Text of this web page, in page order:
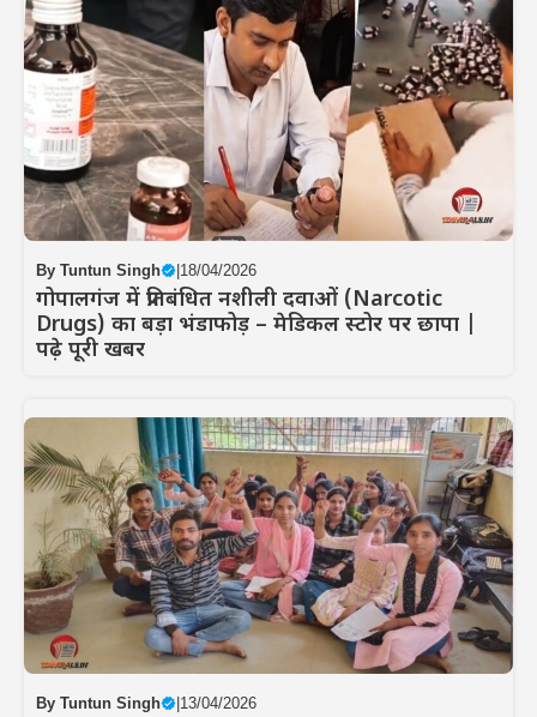
By Tuntun Singh 18/04/2026
गोपालगंज में प्रतिबंधित नशीली दवाओं (Narcotic
Drugs) का बड़ा भंडाफोड़ – मेडिकल स्टोर पर छापा |
पढ़े पूरी खबर
By Tuntun Singh 13/04/2026